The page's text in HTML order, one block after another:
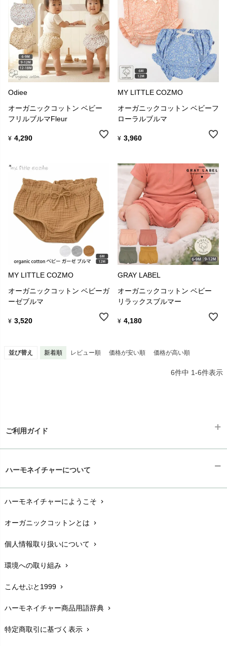
Odiee
オーガニックコットン ベビー
フリルブルマFleur
¥ 4,290
MY LITTLE COZMO
オーガニックコットン ベビーフ
ローラルブルマ
¥ 3,960
MY LITTLE COZMO
オーガニックコットン ベビーガ
ーゼブルマ
¥ 3,520
GRAY LABEL
オーガニックコットン ベビー
リラックスブルマー
¥ 4,180
並び替え 新着順 レビュー順 価格が安い順 価格が高い順
6件中 1-6件表示
ご利用ガイド
配送と送料chevron_right
在庫状況と発送予定chevron_right
サイズ・寸法chevron_right
生地・素材chevron_right
お手入れについて
レビューを書こうchevron_right
返品交換chevron_right
ハーモネイチャーについて
ハーモネイチャーにようこそ chevron_right
オーガニックコットンとは chevron_right
個人情報取り扱いについて chevron_right
環境への取り組み chevron_right
こんせぷと1999 chevron_right
ハーモネイチャー商品用語辞典 chevron_right
特定商取引に基づく表示 chevron_right